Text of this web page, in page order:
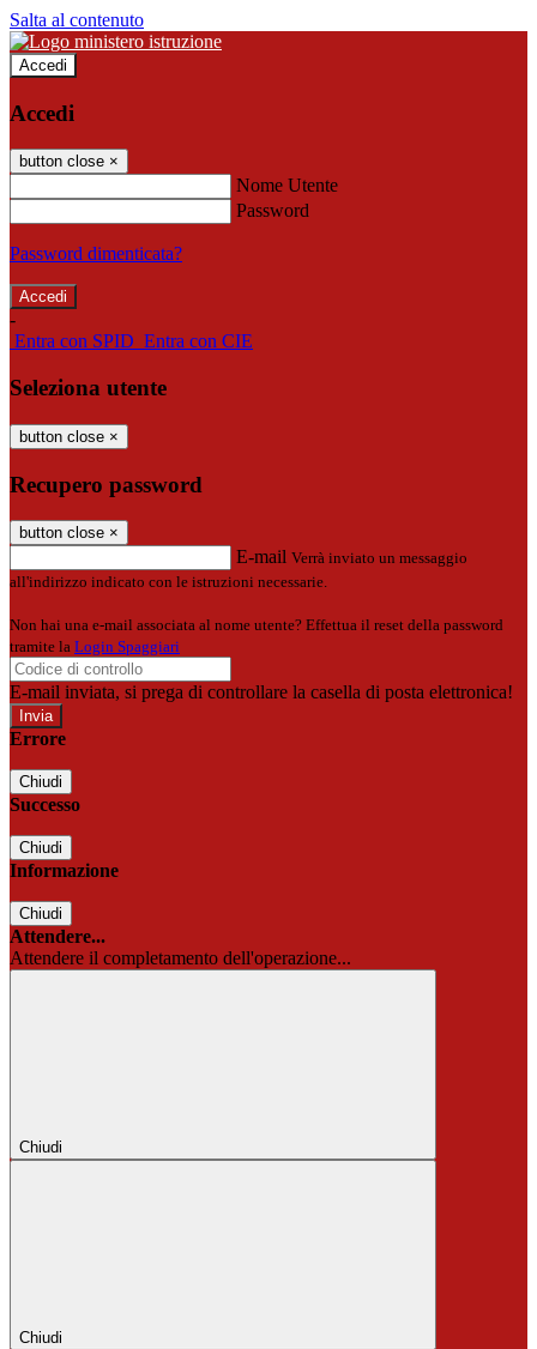
Salta al contenuto
Accedi
Accedi
button close ×
Nome Utente
Password
Password dimenticata?
-
Entra con SPID Entra con CIE
Seleziona utente
button close ×
Recupero password
button close ×
E-mail Verrà inviato un messaggio
all'indirizzo indicato con le istruzioni necessarie.
Non hai una e-mail associata al nome utente? Effettua il reset della password
tramite la Login Spaggiari
E-mail inviata, si prega di controllare la casella di posta elettronica!
Errore
Chiudi
Successo
Chiudi
Informazione
Chiudi
Attendere...
Attendere il completamento dell'operazione...
Chiudi
Chiudi